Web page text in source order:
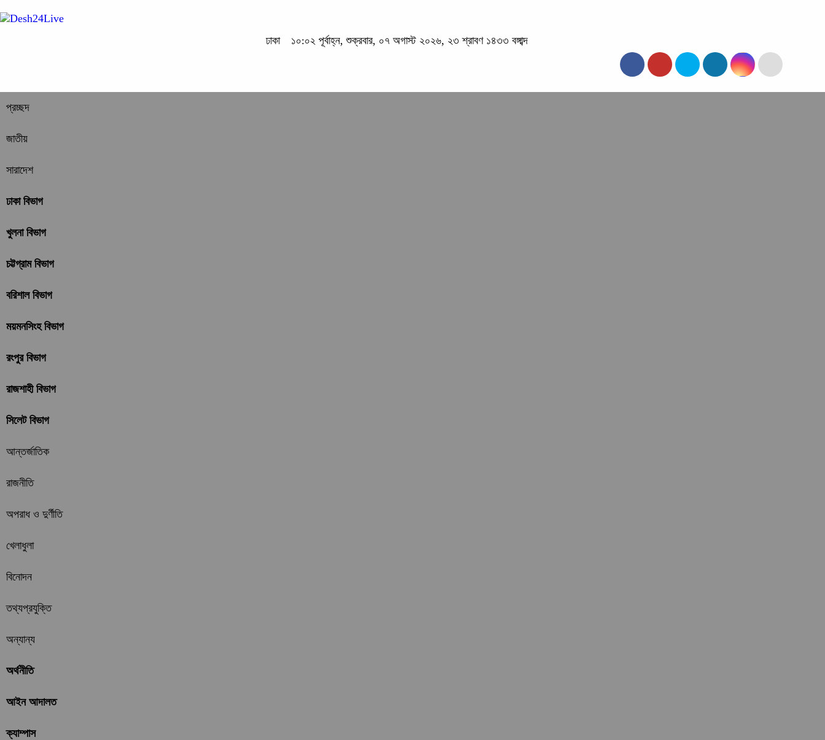
ঢাকা ১০:০২ পূর্বাহ্ন, শুক্রবার, ০৭ অগাস্ট ২০২৬, ২৩ শ্রাবণ ১৪৩৩ বঙ্গাব্দ
প্রচ্ছদ
জাতীয়
সারাদেশ
ঢাকা বিভাগ
খুলনা বিভাগ
চট্টগ্রাম বিভাগ
বরিশাল বিভাগ
ময়মনসিংহ বিভাগ
রংপুর বিভাগ
রাজশাহী বিভাগ
সিলেট বিভাগ
আন্তর্জাতিক
রাজনীতি
অপরাধ ও দুর্ণীতি
খেলাধুলা
বিনোদন
তথ্যপ্রযুক্তি
অন্যান্য
অর্থনীতি
আইন আদালত
ক্যাম্পাস